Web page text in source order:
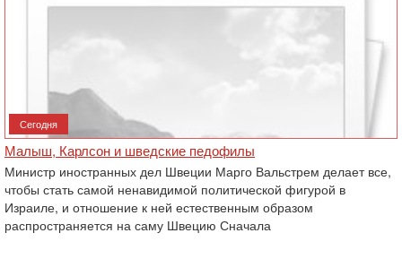
Сегодня
Малыш, Карлсон и шведские педофилы
Министр иностранных дел Швеции Марго Вальстрем делает все,
чтобы стать самой ненавидимой политической фигурой в
Израиле, и отношение к ней естественным образом
распространяется на саму Швецию Сначала